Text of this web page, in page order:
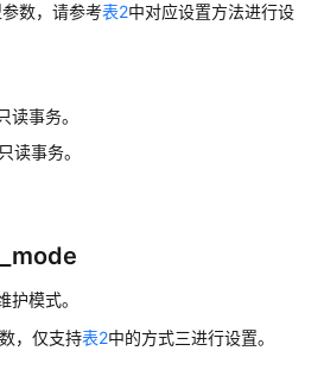
数，请参考表2中对应设置方法进行设
事务。
读事务。
护模式。
，仅支持表2中的方式三进行设置。